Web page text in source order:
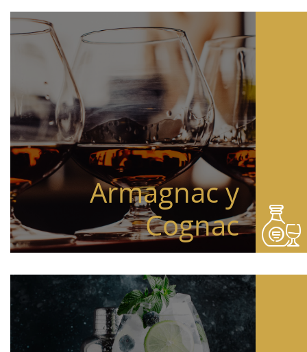
Armagnac y
Cognac